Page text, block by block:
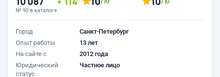
№ 90 в каталоге
Город
Санкт-Петербург
Опыт работы
13 лет
На сайте с
2012 года
Юридический
статус
Частное лицо